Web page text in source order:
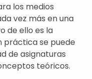
los medios
vez más en una
de ello es la
práctica se puede
de asignaturas
teóricos.